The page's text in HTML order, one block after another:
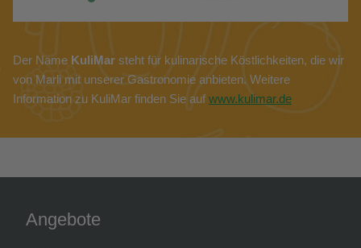
Der Name KuliMar steht für kulinarische Köstlichkeiten, die wir
von Marli mit unserer Gastronomie anbieten. Weitere
Information zu KuliMar finden Sie auf www.kulimar.de
Angebote